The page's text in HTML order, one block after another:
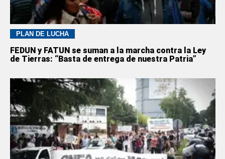
PLAN DE LUCHA
FEDUN y FATUN se suman a la marcha contra la Ley
de Tierras: “Basta de entrega de nuestra Patria”